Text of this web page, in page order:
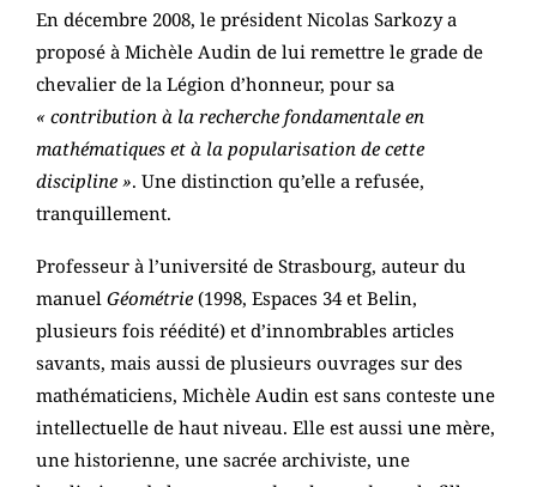
En décembre 2008, le président Nicolas Sarkozy a
proposé à Michèle Audin de lui remettre le grade de
chevalier de la Légion d’honneur, pour sa
« contribution à la recherche fondamentale en
mathématiques et à la popularisation de cette
discipline ». Une distinction qu’elle a refusée,
tranquillement.
Professeur à l’université de Strasbourg, auteur du
manuel Géométrie (1998, Espaces 34 et Belin,
plusieurs fois réédité) et d’innombrables articles
savants, mais aussi de plusieurs ouvrages sur des
mathématiciens, Michèle Audin est sans conteste une
intellectuelle de haut niveau. Elle est aussi une mère,
une historienne, une sacrée archiviste, une